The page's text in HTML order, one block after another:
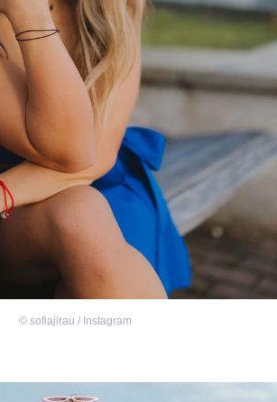
© sofiajirau / Instagram